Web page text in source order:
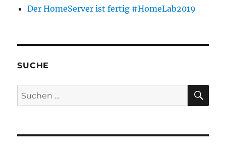
Der HomeServer ist fertig #HomeLab2019
SUCHE
Suchen
nach: